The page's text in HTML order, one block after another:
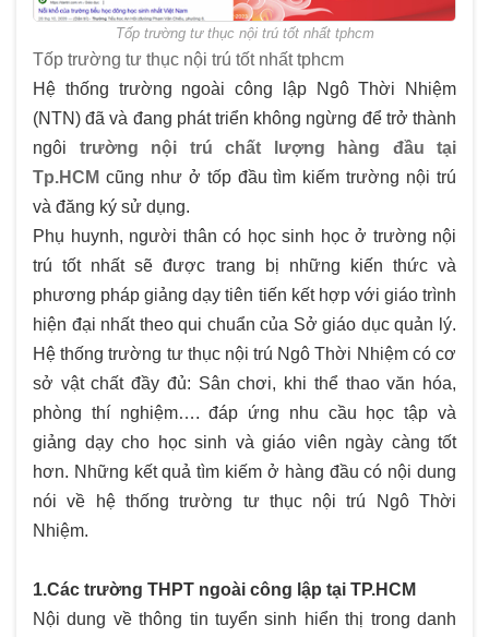
Tốp trường tư thục nội trú tốt nhất tphcm
Tốp trường tư thục nội trú tốt nhất tphcm
Hệ thống trường ngoài công lập Ngô Thời Nhiệm
(NTN) đã và đang phát triển không ngừng để trở thành
ngôi trường nội trú chất lượng hàng đầu tại
Tp.HCM cũng như ở tốp đầu tìm kiếm trường nội trú
và đăng ký sử dụng.
Phụ huynh, người thân có học sinh học ở trường nội
trú tốt nhất sẽ được trang bị những kiến thức và
phương pháp giảng dạy tiên tiến kết hợp với giáo trình
hiện đại nhất theo qui chuẩn của Sở giáo dục quản lý.
Hệ thống trường tư thục nội trú Ngô Thời Nhiệm có cơ
sở vật chất đầy đủ: Sân chơi, khi thể thao văn hóa,
phòng thí nghiệm…. đáp ứng nhu cầu học tập và
giảng dạy cho học sinh và giáo viên ngày càng tốt
hơn. Những kết quả tìm kiếm ở hàng đầu có nội dung
nói về hệ thống trường tư thục nội trú Ngô Thời
Nhiệm.
1.Các trường THPT ngoài công lập tại TP.HCM
Nội dung về thông tin tuyển sinh hiển thị trong danh